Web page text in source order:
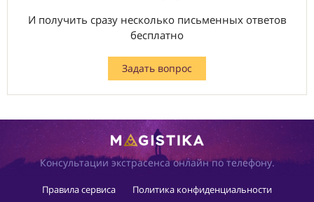
И получить сразу несколько письменных ответов
бесплатно
Задать вопрос
Консультации экстрасенса онлайн по телефону.
Правила сервиса
Политика конфиденциальности